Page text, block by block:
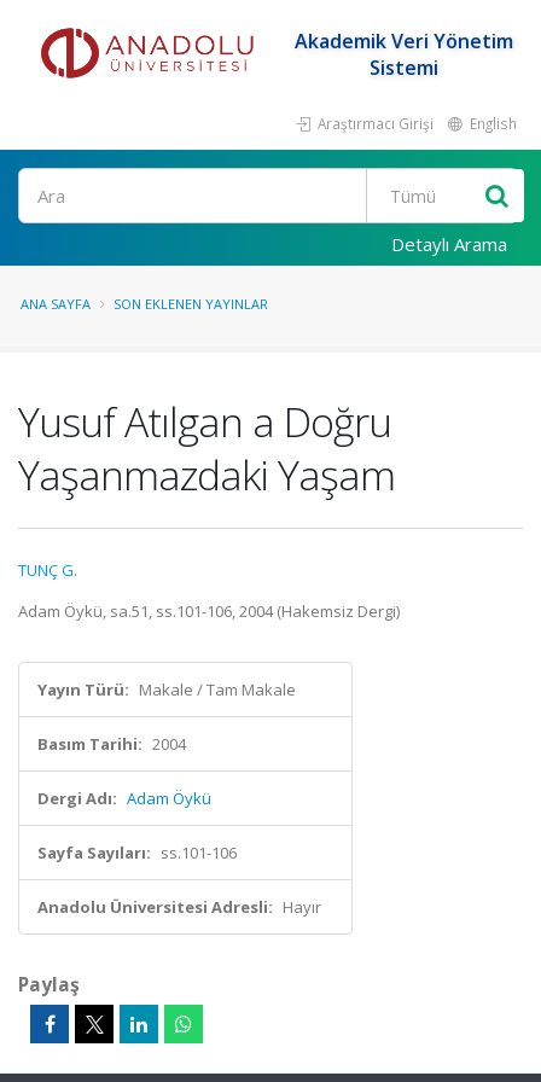
Akademik Veri Yönetim
Sistemi
Araştırmacı Girişi English
Ara
Detaylı Arama
ANA SAYFA SON EKLENEN YAYINLAR
Yusuf Atılgan a Doğru
Yaşanmazdaki Yaşam
TUNÇ G.
Adam Öykü, sa.51, ss.101-106, 2004 (Hakemsiz Dergi)
Yayın Türü: Makale / Tam Makale
Basım Tarihi: 2004
Dergi Adı: Adam Öykü
Sayfa Sayıları: ss.101-106
Anadolu Üniversitesi Adresli: Hayır
Paylaş